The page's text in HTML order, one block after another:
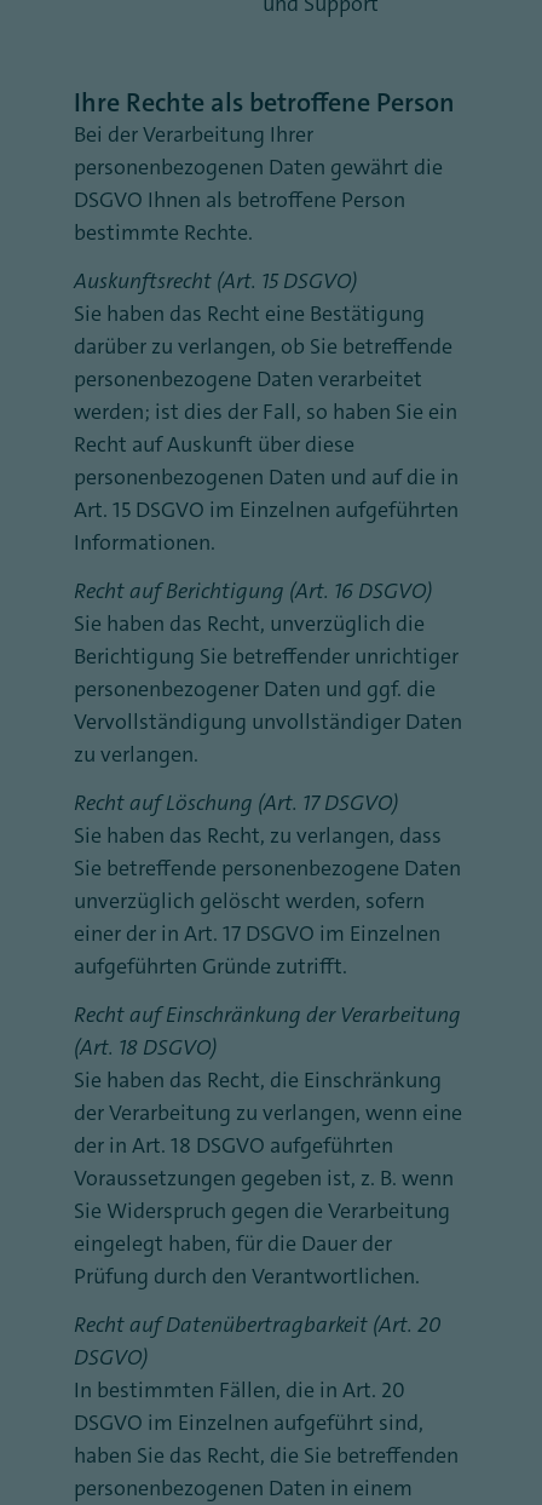
Ihre Rechte als betroffene Person
Bei der Verarbeitung Ihrer
personenbezogenen Daten gewährt die
DSGVO Ihnen als betroffene Person
bestimmte Rechte.
Auskunftsrecht (Art. 15 DSGVO)
Sie haben das Recht eine Bestätigung
darüber zu verlangen, ob Sie betreffende
personenbezogene Daten verarbeitet
werden; ist dies der Fall, so haben Sie ein
Recht auf Auskunft über diese
personenbezogenen Daten und auf die in
Art. 15 DSGVO im Einzelnen aufgeführten
Informationen.
Recht auf Berichtigung (Art. 16 DSGVO)
Sie haben das Recht, unverzüglich die
Berichtigung Sie betreffender unrichtiger
personenbezogener Daten und ggf. die
Vervollständigung unvollständiger Daten
zu verlangen.
Recht auf Löschung (Art. 17 DSGVO)
Sie haben das Recht, zu verlangen, dass
Sie betreffende personenbezogene Daten
unverzüglich gelöscht werden, sofern
einer der in Art. 17 DSGVO im Einzelnen
aufgeführten Gründe zutrifft.
Recht auf Einschränkung der Verarbeitung
(Art. 18 DSGVO)
Sie haben das Recht, die Einschränkung
der Verarbeitung zu verlangen, wenn eine
der in Art. 18 DSGVO aufgeführten
Voraussetzungen gegeben ist, z. B. wenn
Sie Widerspruch gegen die Verarbeitung
eingelegt haben, für die Dauer der
Prüfung durch den Verantwortlichen.
Recht auf Datenübertragbarkeit (Art. 20
DSGVO)
In bestimmten Fällen, die in Art. 20
DSGVO im Einzelnen aufgeführt sind,
haben Sie das Recht, die Sie betreffenden
personenbezogenen Daten in einem